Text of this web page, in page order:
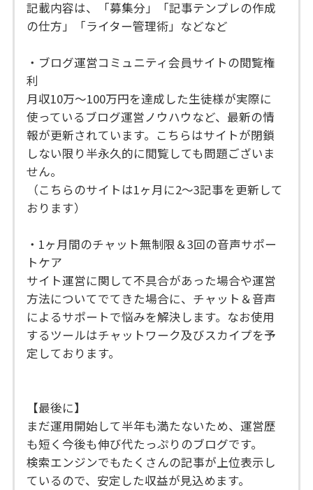
記載内容は、「募集分」「記事テンプレの作成
の仕方」「ライター管理術」などなど
・ブログ運営コミュニティ会員サイトの閲覧権
利
月収10万〜100万円を達成した生徒様が実際に
使っているブログ運営ノウハウなど、最新の情
報が更新されています。こちらはサイトが閉鎖
しない限り半永久的に閲覧しても問題ございま
せん。
（こちらのサイトは1ヶ月に2〜3記事を更新して
おります）
・1ヶ月間のチャット無制限＆3回の音声サポー
トケア
サイト運営に関して不具合があった場合や運営
方法についてでてきた場合に、チャット＆音声
によるサポートで悩みを解決します。なお使用
するツールはチャットワーク及びスカイプを予
定しております。
【最後に】
まだ運用開始して半年も満たないため、運営歴
も短く今後も伸び代たっぷりのブログです。
検索エンジンでもたくさんの記事が上位表示し
ているので、安定した収益が見込めます。